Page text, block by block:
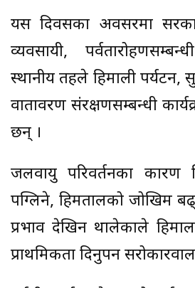
यस दिवसका अवसरमा
व्यवसायी,
स्थानीय तहले हिमाली पर्यटन,
वातावरण संरक्षणसम्बन्धी
छन् ।
जलवायु परिवर्तनका कारण
पग्लिने, हिमतालको जोखिम
प्रभाव देखिन थालेकाले
प्राथमिकता दिनुपर्ने